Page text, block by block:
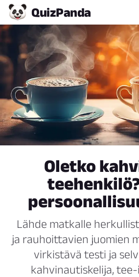
QuizPanda
Oletko
Lähde matkalle
ja rauhoittavien juomien
virkistävä testi ja
kahvinautiskelija,